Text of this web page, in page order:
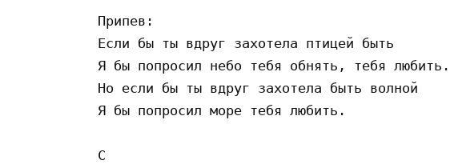
Припев:
Если бы ты вдруг захотела птицей быть
Я бы попросил небо тебя обнять, тебя любить.
Но если бы ты вдруг захотела быть волной
Я бы попросил море тебя любить.
C